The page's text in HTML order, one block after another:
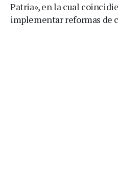
Patria», en la cual
implementar reformas de